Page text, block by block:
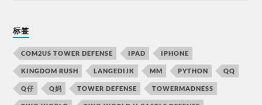
标签
COM2US TOWER DEFENSE IPAD IPHONE
KINGDOM RUSH LANGEDIJK MM PYTHON QQ
Q仔 Q妈 TOWER DEFENSE TOWERMADNESS